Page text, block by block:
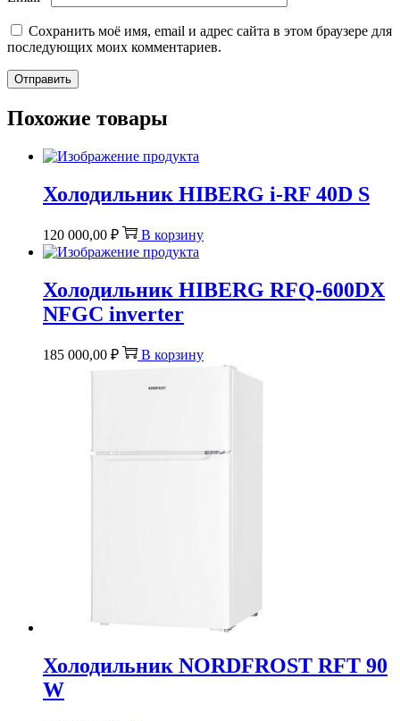
Сохранить моё имя, email и адрес сайта в этом браузере для
последующих моих комментариев.
Похожие товары
Холодильник HIBERG i-RF 40D S
120 000,00 ₽ В корзину
Холодильник HIBERG RFQ-600DX
NFGС inverter
185 000,00 ₽ В корзину
Холодильник NORDFROST RFT 90
W